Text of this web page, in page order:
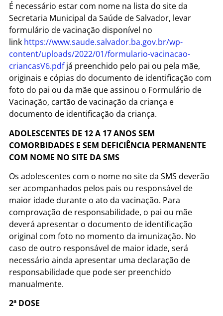
É necessário estar com nome na lista do site da
Secretaria Municipal da Saúde de Salvador, levar
formulário de vacinação disponível no
link https://www.saude.salvador.ba.gov.br/wp-
content/uploads/2022/01/formulario-vacinacao-
criancasV6.pdfjá preenchido pelo pai ou pela mãe,
originais e cópias do documento de identificação com
foto do pai ou da mãe que assinou o Formulário de
Vacinação, cartão de vacinação da criança e
documento de identificação da criança.
ADOLESCENTES DE 12 A 17 ANOS SEM
COMORBIDADES E SEM DEFICIÊNCIA PERMANENTE
COM NOME NO SITE DA SMS
Os adolescentes com o nome no site da SMS deverão
ser acompanhados pelos pais ou responsável de
maior idade durante o ato da vacinação. Para
comprovação de responsabilidade, o pai ou mãe
deverá apresentar o documento de identificação
original com foto no momento da imunização. No
caso de outro responsável de maior idade, será
necessário ainda apresentar uma declaração de
responsabilidade que pode ser preenchido
manualmente.
2ª DOSE